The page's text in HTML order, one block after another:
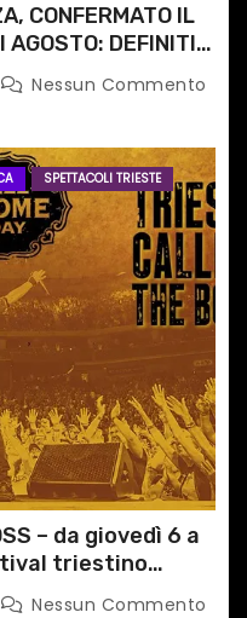
CONFERMATO IL
AGOSTO: DEFINITI
Nessun Commento
SPETTACOLI TRIESTE
– da giovedì 6 a
triestino
Nessun Commento